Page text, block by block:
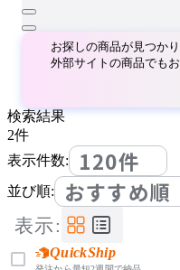
お探しの商品が見つか
外部サイトの商品でも
検索結果
2件
表示件数:
120件
並び順: おすすめ順
表示:
QuickShip